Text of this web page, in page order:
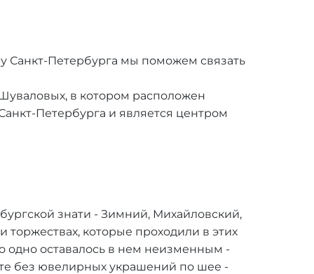
Санкт-Петербурга мы поможем связать
в котором расположен
Петербурга и является центром
знати - Зимний, Михайловский,
которые проходили в этих
одно оставалось в нем неизменным -
без ювелирных украшений по шее -